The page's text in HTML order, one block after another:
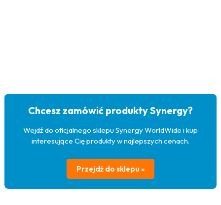
Chcesz zamówić produkty Synergy?
Wejdź do oficjalnego sklepu Synergy WorldWide i kup
interesujące Cię produkty w najlepszych cenach.
Przejdź do sklepu »